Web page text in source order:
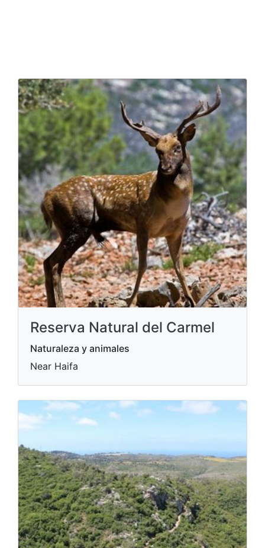
Reserva Natural del Carmel
Naturaleza y animales
Near Haifa